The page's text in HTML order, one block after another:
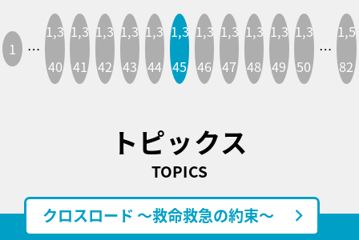
1 …
1,3
40
1,3
41
1,3
42
1,3
43
1,3
44
1,3
45
1,3
46
1,3
47
1,3
48
1,3
49
1,3
50
…
1,5
82
トピックス
TOPICS
クロスロード ～救命救急の約束～